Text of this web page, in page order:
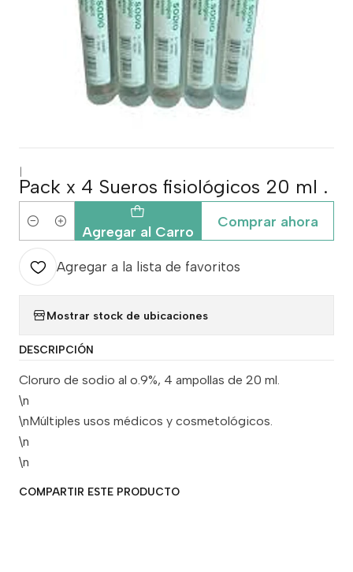
Pack x 4 Sueros fisiológicos 20 ml .
Cantidad Agregar al Carro
Comprar ahora
Agregar a la lista de favoritos
Mostrar stock de ubicaciones
DESCRIPCIÓN
Cloruro de sodio al o.9%, 4 ampollas de 20 ml.
\n
\nMúltiples usos médicos y cosmetológicos.
\n
\n
COMPARTIR ESTE PRODUCTO